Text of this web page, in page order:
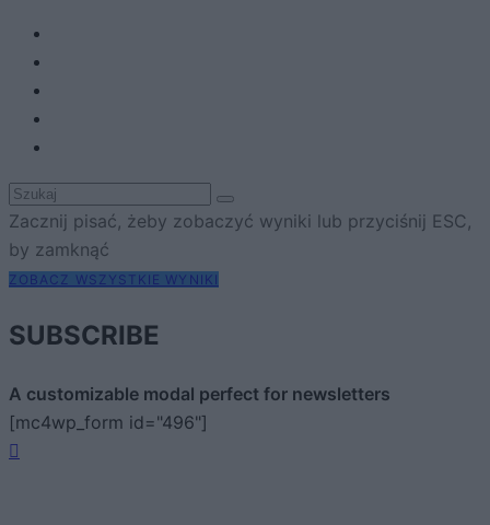
Zacznij pisać, żeby zobaczyć wyniki lub przyciśnij ESC,
by zamknąć
ZOBACZ WSZYSTKIE WYNIKI
SUBSCRIBE
A customizable modal perfect for newsletters
[mc4wp_form id="496"]